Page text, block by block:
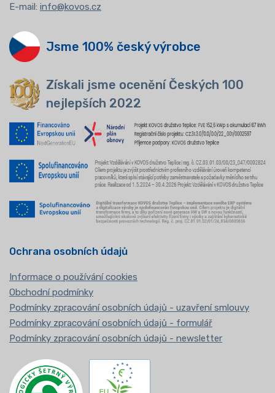
E-mail: info@kovos.cz
Jsme 100% český výrobce
Získali jsme ocenění Českých 100
nejlepších 2022
Ochrana osobních údajů
Informace o používání cookies
Obchodní podmínky
Podmínky zpracování osobních údajů - uzavření smlouvy
Podmínky zpracování osobních údajů - formulář
Podmínky zpracování osobních údajů - newsletter